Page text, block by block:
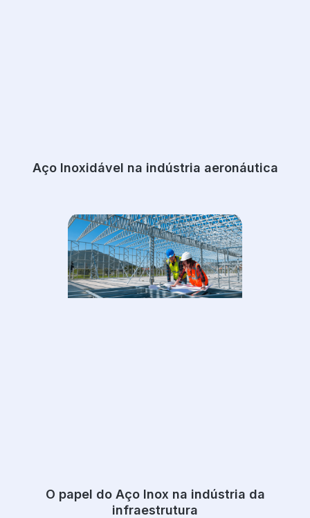
Aço Inoxidável na indústria aeronáutica
O papel do Aço Inox na indústria da
infraestrutura